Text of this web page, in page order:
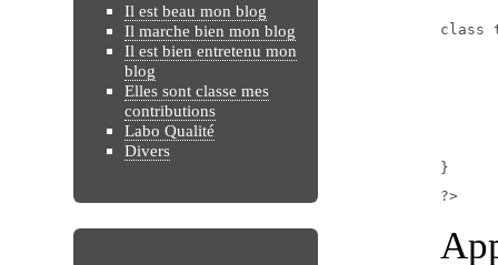
class
}
?>
Il est beau mon blog
Il marche bien mon blog
Il est bien entretenu mon
blog
Elles sont classe mes
contributions
Labo Qualité
Divers